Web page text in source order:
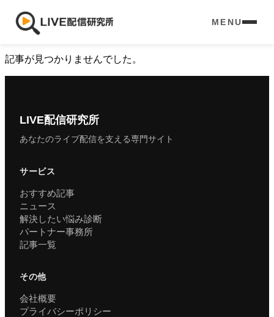
MENU
未分類– category –
記事が見つかりませんでした。
LIVE配信研究所
あなたのライブ配信を支える専門サイト
サービス
おすすめ記事
ニュース
解決したい悩み診断
パートナー事務所
記事一覧
その他
会社概要
プライバシーポリシー